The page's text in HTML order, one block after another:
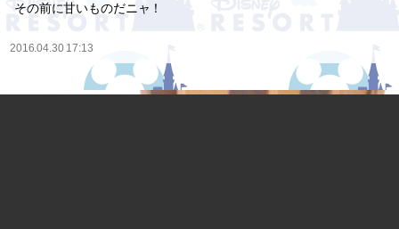
その前に甘いものだニャ！
2016.04.30 17:13